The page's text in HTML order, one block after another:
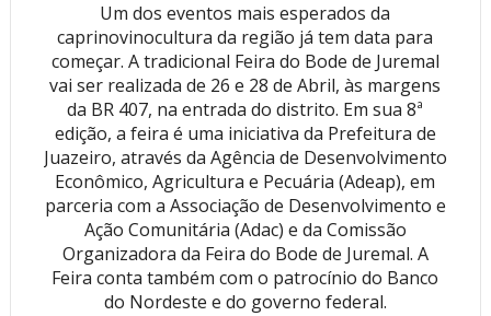
Um dos eventos mais esperados da
caprinovinocultura da região já tem data para
começar. A tradicional Feira do Bode de Juremal
vai ser realizada de 26 e 28 de Abril, às margens
da BR 407, na entrada do distrito. Em sua 8ª
edição, a feira é uma iniciativa da Prefeitura de
Juazeiro, através da Agência de Desenvolvimento
Econômico, Agricultura e Pecuária (Adeap), em
parceria com a Associação de Desenvolvimento e
Ação Comunitária (Adac) e da Comissão
Organizadora da Feira do Bode de Juremal. A
Feira conta também com o patrocínio do Banco
do Nordeste e do governo federal.